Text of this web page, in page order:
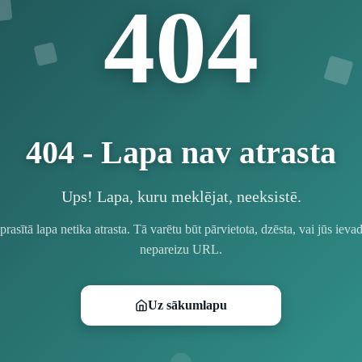
404
404 - Lapa nav atrasta
Ups! Lapa, kuru meklējat, neeksistē.
lapa netika atrasta. Tā varētu būt pārvietota, dzēsta, vai jūs
nepareizu URL.
Uz sākumlapu